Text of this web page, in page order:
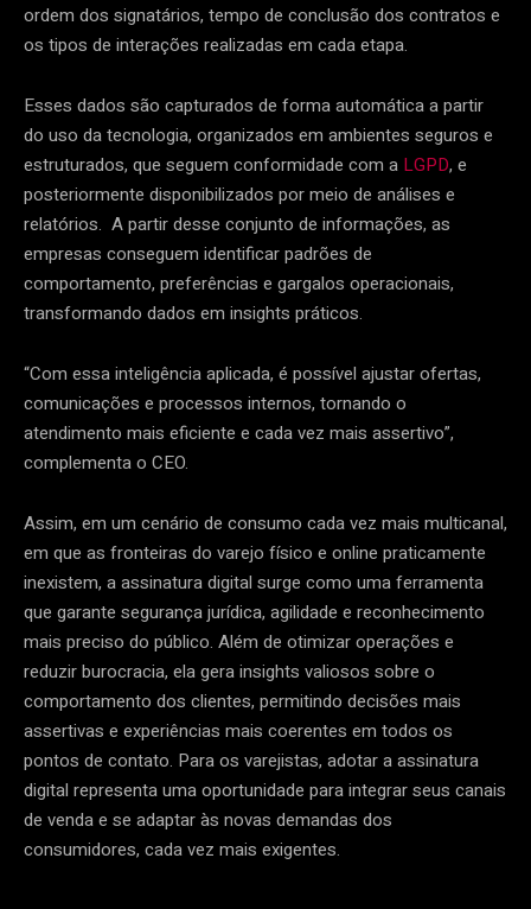
ordem dos signatários, tempo de conclusão dos contratos e
os tipos de interações realizadas em cada etapa.
Esses dados são capturados de forma automática a partir
do uso da tecnologia, organizados em ambientes seguros e
estruturados, que seguem conformidade com a LGPD, e
posteriormente disponibilizados por meio de análises e
relatórios. A partir desse conjunto de informações, as
empresas conseguem identificar padrões de
comportamento, preferências e gargalos operacionais,
transformando dados em insights práticos.
“Com essa inteligência aplicada, é possível ajustar ofertas,
comunicações e processos internos, tornando o
atendimento mais eficiente e cada vez mais assertivo”,
complementa o CEO.
Assim, em um cenário de consumo cada vez mais multicanal,
em que as fronteiras do varejo físico e online praticamente
inexistem, a assinatura digital surge como uma ferramenta
que garante segurança jurídica, agilidade e reconhecimento
mais preciso do público. Além de otimizar operações e
reduzir burocracia, ela gera insights valiosos sobre o
comportamento dos clientes, permitindo decisões mais
assertivas e experiências mais coerentes em todos os
pontos de contato. Para os varejistas, adotar a assinatura
digital representa uma oportunidade para integrar seus canais
de venda e se adaptar às novas demandas dos
consumidores, cada vez mais exigentes.